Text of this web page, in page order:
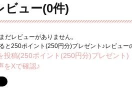
ビュー(0件)
だレビューがありません。
と250ポイント(250円分)プレゼント♪レビュー
投稿(250ポイント(250円分)プレゼント)
をXで確認♪